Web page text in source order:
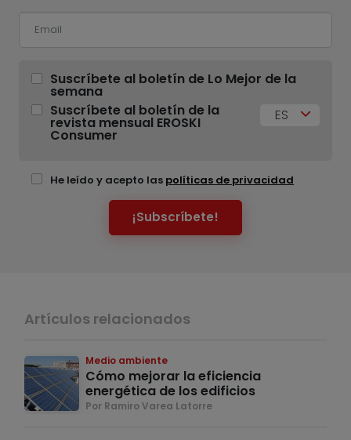
Suscríbete al boletín de Lo Mejor de la
semana
Suscríbete al boletín de la
revista mensual EROSKI
Consumer
ES
He leído y acepto las políticas de privacidad
¡Subscríbete!
Artículos relacionados
Medio ambiente
Cómo mejorar la eficiencia
energética de los edificios
Por Ramiro Varea Latorre